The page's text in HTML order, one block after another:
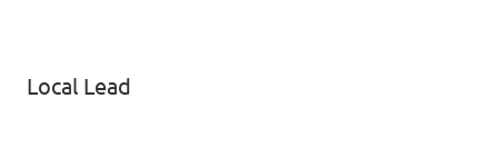
Local Lead